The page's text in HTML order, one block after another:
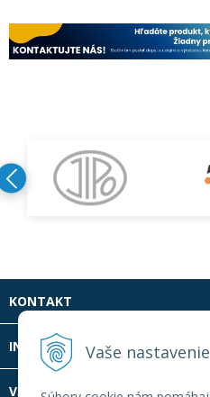
Vaše
KONTAKT
INFOLINKA
VŠETKO O NÁKUPE